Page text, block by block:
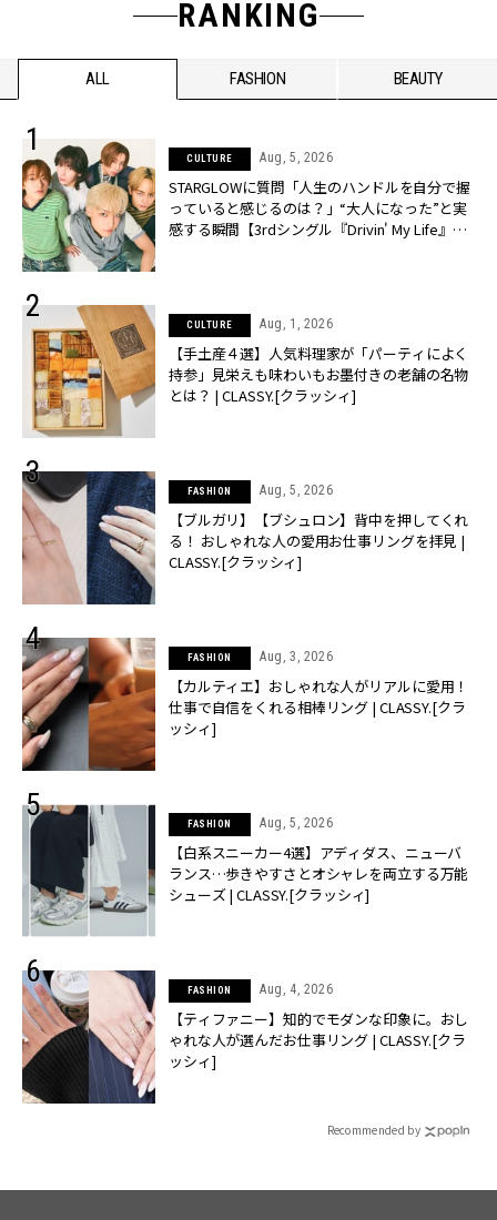
RANKING
ALL FASHION BEAUTY
CULTURE Aug, 5, 2026
STARGLOWに質問「人生のハンドルを自分で握
っていると感じるのは？」“大️人になった”と実
感する瞬間【3rdシングル『Drivin' My Life』発
CULTURE Aug, 1, 2026
【手土産４選】人気料理家が「パーティによく
持参」見栄えも味わいもお墨付きの老舗の名物
とは？ | CLASSY.[クラッシィ]
FASHION Aug, 5, 2026
【ブルガリ】【ブシュロン】背中を押してくれ
る！ おしゃれな人の愛用お仕事リングを拝見 |
CLASSY.[クラッシィ]
FASHION Aug, 3, 2026
【カルティエ】おしゃれな人がリアルに愛用！
仕事で自信をくれる相棒リング | CLASSY.[クラ
ッシィ]
FASHION Aug, 5, 2026
【白系スニーカー4選】アディダス、ニューバ
ランス…歩きやすさとオシャレを両立する万能
シューズ | CLASSY.[クラッシィ]
FASHION Aug, 4, 2026
【ティファニー】知的でモダンな印象に。おし
ゃれな人が選んだお仕事リング | CLASSY.[クラ
ッシィ]
Recommended by